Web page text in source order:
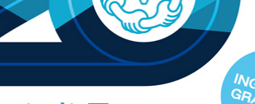
]
Cup Fratres]
]
]